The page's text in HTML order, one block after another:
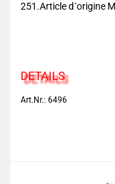
251.Article d´origine
DETAILS
Art.Nr.: 6496